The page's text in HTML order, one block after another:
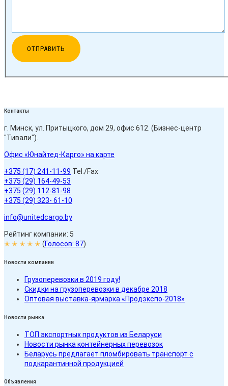
Контакты
г. Минск, ул. Притыцкого, дом 29, офис 612. (Бизнес-центр
"Тивали").
Офис «Юнайтед-Карго» на карте
+375 (17) 241-11-99 Tel./Fax
+375 (29) 164-49-53
+375 (29) 112-81-98
+375 (29) 323- 61-10
info@unitedcargo.by
Рейтинг компании: 5
✭ ✭ ✭ ✭ ✭ (Голосов: 87)
Новости компании
Грузоперевозки в 2019 году!
Скидки на грузоперевозки в декабре 2018
Оптовая выставка-ярмарка «Продэкспо-2018»
Новости рынка
ТОП экспортных продуктов из Беларуси
Новости рынка контейнерных перевозок
Беларусь предлагает пломбировать транспорт с
подкарантинной продукцией
Объявления